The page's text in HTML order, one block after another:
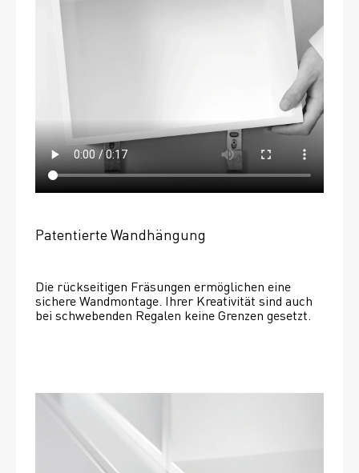
Patentierte Wandhängung
Die rückseitigen Fräsungen ermöglichen eine
sichere Wandmontage. Ihrer Kreativität sind auch
bei schwebenden Regalen keine Grenzen gesetzt.